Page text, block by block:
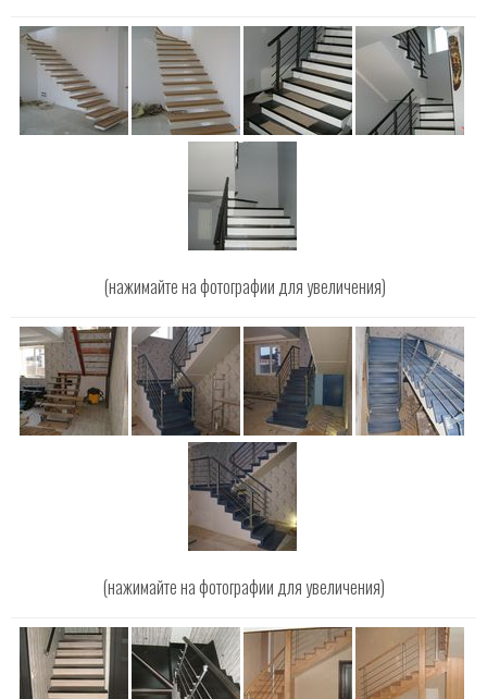
(нажимайте на фотографии для увеличения)
(нажимайте на фотографии для увеличения)